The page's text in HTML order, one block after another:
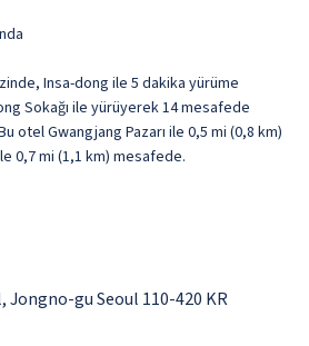
Insa-dong ile 5 dakika yürüme
Sokağı ile yürüyerek 14 mesafede
otel Gwangjang Pazarı ile 0,5 mi (0,8 km)
0,7 mi (1,1 km) mesafede.
Jongno-gu Seoul 110-420 KR